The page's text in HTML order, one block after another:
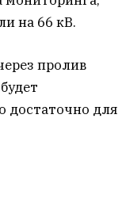
на 66 кВ.
пролив
достаточно для